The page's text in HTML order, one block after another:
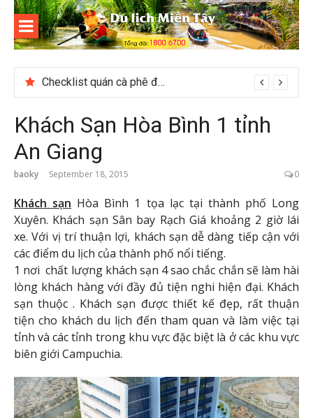
Skip
content
Du lịch
Miền Tây
Checklist quán cà phê đẹp dịp 2/9 ở Đà Lạt nên ghé
Khách Sạn Hòa Bình 1 tỉnh
An Giang
baoky September 18, 2015 0
Khách sạn Hòa Bình 1 tọa lạc tại thành phố Long
Xuyên. Khách sạn Sân bay Rạch Giá khoảng 2 giờ lái
xe. Với vị trí thuận lợi, khách sạn dễ dàng tiếp cận với
các điểm du lịch của thành phố nổi tiếng.
1 nơi chất lượng khách sạn 4 sao chắc chắn sẽ làm hài
lòng khách hàng với đầy đủ tiện nghi hiện đại. Khách
sạn thuộc . Khách sạn được thiết kế đẹp, rất thuận
tiện cho khách du lịch đến tham quan và làm việc tại
tỉnh và các tỉnh trong khu vực đặc biệt là ở các khu vực
biên giới Campuchia.